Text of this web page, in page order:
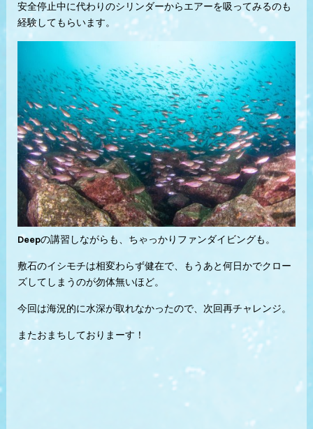
安全停止中に代わりのシリンダーからエアーを吸ってみるのも
経験してもらいます。
Deepの講習しながらも、ちゃっかりファンダイビングも。
敷石のイシモチは相変わらず健在で、もうあと何日かでクロー
ズしてしまうのが勿体無いほど。
今回は海況的に水深が取れなかったので、次回再チャレンジ。
またおまちしておりまーす！